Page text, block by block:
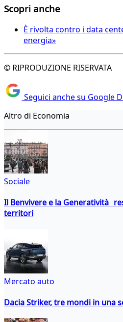
Scopri anche
È rivolta contro i data
energia»
© RIPRODUZIONE RISERVATA
Seguici anche su Google
Altro di Economia
Sociale
Il Benvivere e la Generatività
territori
Mercato auto
Dacia Striker, tre mondi in una